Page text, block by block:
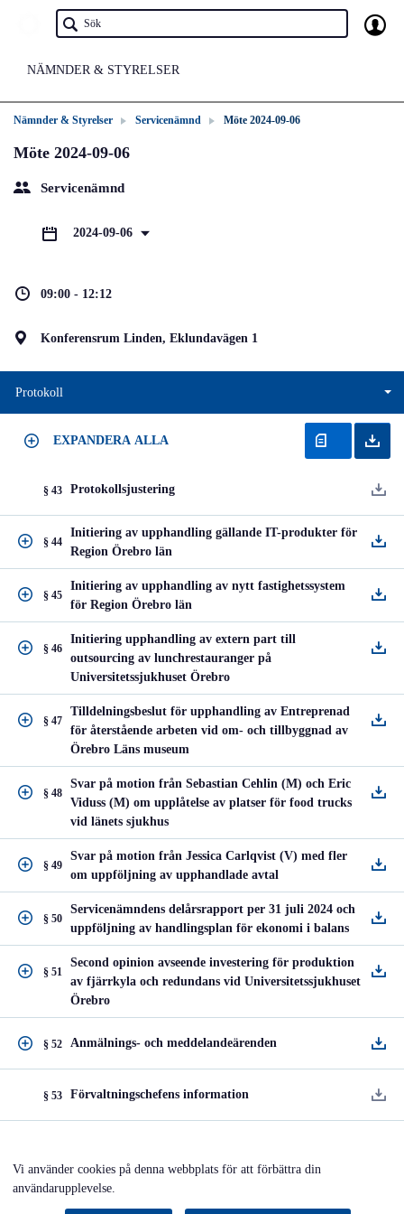
NÄMNDER & STYRELSER
Nämnder & Styrelser Servicenämnd Möte 2024-09-06
Möte 2024-09-06
Servicenämnd
2024-09-06
09:00 - 12:12
Konferensrum Linden, Eklundavägen 1
Protokoll
EXPANDERA ALLA
§ 43 Protokollsjustering
§ 44
Initiering av upphandling gällande IT-produkter för
Region Örebro län
§ 45
Initiering av upphandling av nytt fastighetssystem
för Region Örebro län
§ 46
Initiering upphandling av extern part till
outsourcing av lunchrestauranger på
Universitetssjukhuset Örebro
§ 47
Tilldelningsbeslut för upphandling av Entreprenad
för återstående arbeten vid om- och tillbyggnad av
Örebro Läns museum
§ 48
Svar på motion från Sebastian Cehlin (M) och Eric
Viduss (M) om upplåtelse av platser för food trucks
vid länets sjukhus
§ 49
Svar på motion från Jessica Carlqvist (V) med fler
om uppföljning av upphandlade avtal
§ 50
Servicenämndens delårsrapport per 31 juli 2024 och
uppföljning av handlingsplan för ekonomi i balans
§ 51
Second opinion avseende investering för produktion
av fjärrkyla och redundans vid Universitetssjukhuset
Örebro
§ 52 Anmälnings- och meddelandeärenden
§ 53 Förvaltningschefens information
Vi använder cookies på denna webbplats för att förbättra din
användarupplevelse.